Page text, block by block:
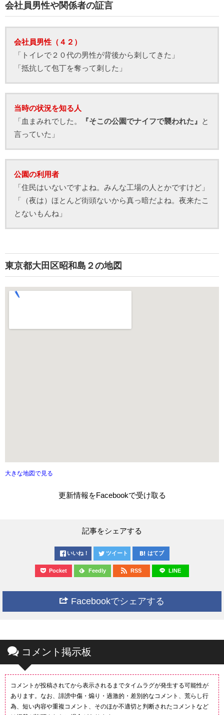
会社員男性や関係者の証言
会社員男性（４２）
「トイレで２０代の男性が背後から刺してきた」
「抵抗して包丁を奪って刺した」
当時の状況を知る人
「血まみれでした。
『そこの公園でナイフで襲われた』 と
言っていた」
公園の利用者
「住民はいないですよね。みんな工場の人とかですけど」
「（夜は）ほとんど街頭ないから真っ暗だよね。夜来たこ
とないもんね」
東京都大田区昭和島２の地図
大きな地図で見る
更新情報をFacebookで受け取る
記事をシェアする
いいね！ ツイート はてブ
Pocket Feedly RSS LINE
Facebookでシェアする
コメント掲示板
コメントが投稿されてから表示されるまでタイムラグが発生する可能性が
あります。なお、誹謗中傷・煽り・過激的・差別的なコメント、荒らし行
為、短い内容や重複コメント、そのほか不適切と判断されたコメントなど